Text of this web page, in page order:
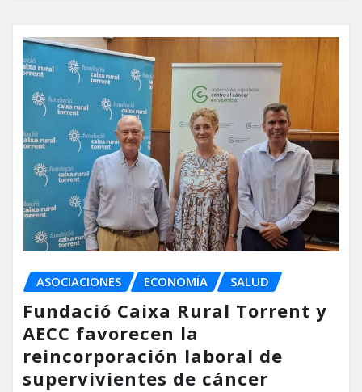
ASOCIACIONES ECONOMÍA SALUD
Fundació Caixa Rural Torrent y
AECC favorecen la
reincorporación laboral de
supervivientes de cáncer